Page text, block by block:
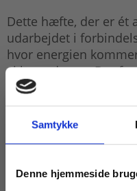
Samtykke
Denne hjemmeside
Dette hæfte, der er ét
udarbejdet i
hvor energien
vi kan udnytte. Der
energien i bølger, og
bølgekraftanlæg
Projektet er støttet af
Køb læremidler